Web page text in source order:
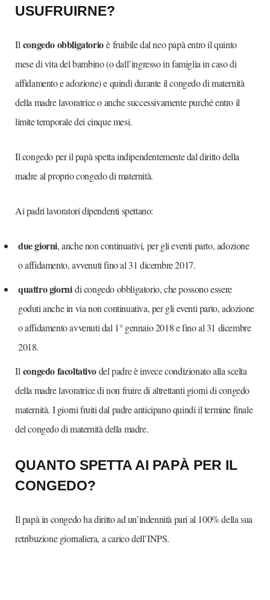
USUFRUIRNE?
Il congedo obbligatorioè fruibile dal neo papà entro il quinto
mese di vita del bambino (o dall’ingresso in famiglia in caso di
affidamento e adozione) e quindi durante il congedo di maternità
della madre lavoratrice o anche successivamente purché entro il
limite temporale dei cinque mesi.
Il congedo per il papà spetta indipendentemente dal diritto della
madre al proprio congedo di maternità.
Ai padri lavoratori dipendenti spettano:
due giorni, anche non continuativi, per gli eventi parto, adozione
o affidamento, avvenuti fino al 31 dicembre 2017.
quattro giornidi congedo obbligatorio, che possono essere
goduti anche in via non continuativa, per gli eventi parto, adozione
o affidamento avvenuti dal 1° gennaio 2018 e fino al 31 dicembre
2018.
Il congedo facoltativodel padre è invece condizionato alla scelta
della madre lavoratrice di non fruire di altrettanti giorni di congedo
maternità. I giorni fruiti dal padre anticipano quindi il termine finale
del congedo di maternità della madre.
QUANTO SPETTA AI PAPÀ PER IL
CONGEDO?
Il papà in congedo ha diritto ad un’indennità pari al 100% della sua
retribuzione giornaliera, a carico dell’INPS.